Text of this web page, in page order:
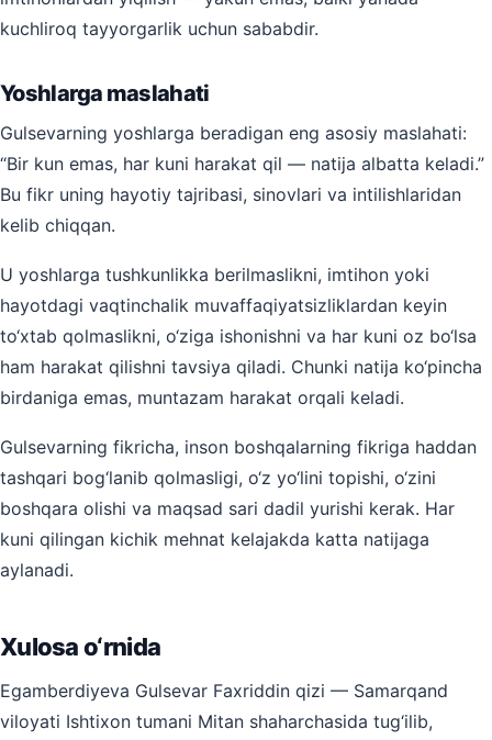
kuchliroq tayyorgarlik uchun sababdir.
Yoshlarga maslahati
Gulsevarning yoshlarga beradigan eng asosiy maslahati:
“Bir kun emas, har kuni harakat qil — natija albatta keladi.”
Bu fikr uning hayotiy tajribasi, sinovlari va intilishlaridan
kelib chiqqan.
U yoshlarga tushkunlikka berilmaslikni, imtihon yoki
hayotdagi vaqtinchalik muvaffaqiyatsizliklardan keyin
to‘xtab qolmaslikni, o‘ziga ishonishni va har kuni oz bo‘lsa
ham harakat qilishni tavsiya qiladi. Chunki natija ko‘pincha
birdaniga emas, muntazam harakat orqali keladi.
Gulsevarning fikricha, inson boshqalarning fikriga haddan
tashqari bog‘lanib qolmasligi, o‘z yo‘lini topishi, o‘zini
boshqara olishi va maqsad sari dadil yurishi kerak. Har
kuni qilingan kichik mehnat kelajakda katta natijaga
aylanadi.
Xulosa o‘rnida
Egamberdiyeva Gulsevar Faxriddin qizi — Samarqand
viloyati Ishtixon tumani Mitan shaharchasida tug‘ilib,